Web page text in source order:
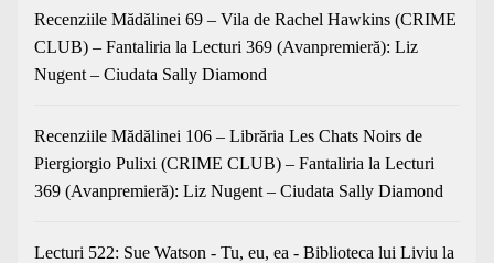
Recenziile Mădălinei 69 – Vila de Rachel Hawkins (CRIME
CLUB) – Fantaliria la Lecturi 369 (Avanpremieră): Liz
Nugent – Ciudata Sally Diamond
Recenziile Mădălinei 106 – Librăria Les Chats Noirs de
Piergiorgio Pulixi (CRIME CLUB) – Fantaliria la Lecturi
369 (Avanpremieră): Liz Nugent – Ciudata Sally Diamond
Lecturi 522: Sue Watson - Tu, eu, ea - Biblioteca lui Liviu la